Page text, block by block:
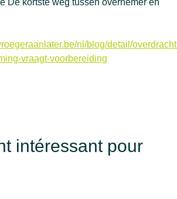
nl/blog/detail/
vraagt-voorbereiding
intéressant pour